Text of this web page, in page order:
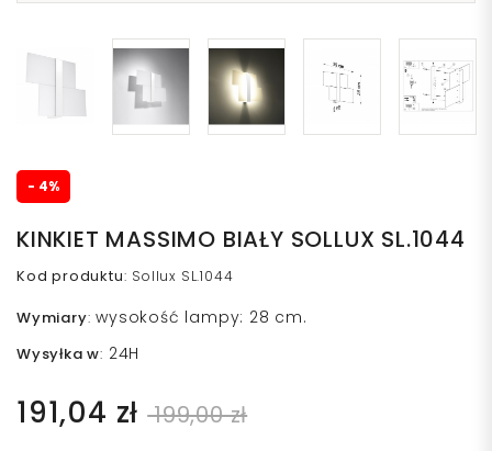
- 4%
KINKIET MASSIMO BIAŁY SOLLUX SL.1044
Kod produktu: Sollux SL.1044
Wymiary: wysokość lampy: 28 cm.
Wysyłka w: 24H
191,04 zł 199,00 zł